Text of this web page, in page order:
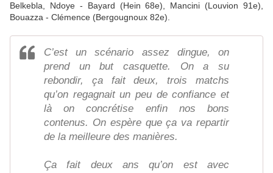
Belkebla, Ndoye - Bayard (Hein 68e), Mancini (Louvion 91e),
Bouazza - Clémence (Bergougnoux 82e).
C’est un scénario assez dingue, on
prend un but casquette. On a su
rebondir, ça fait deux, trois matchs
qu’on regagnait un peu de confiance et
là on concrétise enfin nos bons
contenus. On espère que ça va repartir
de la meilleure des manières.
Ça fait deux ans qu’on est avec